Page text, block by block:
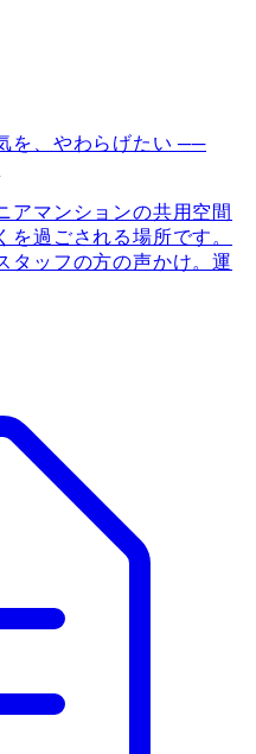
を、やわらげたい ──
アマンションの共用空間
過ごされる場所です。
タッフの方の声かけ。運